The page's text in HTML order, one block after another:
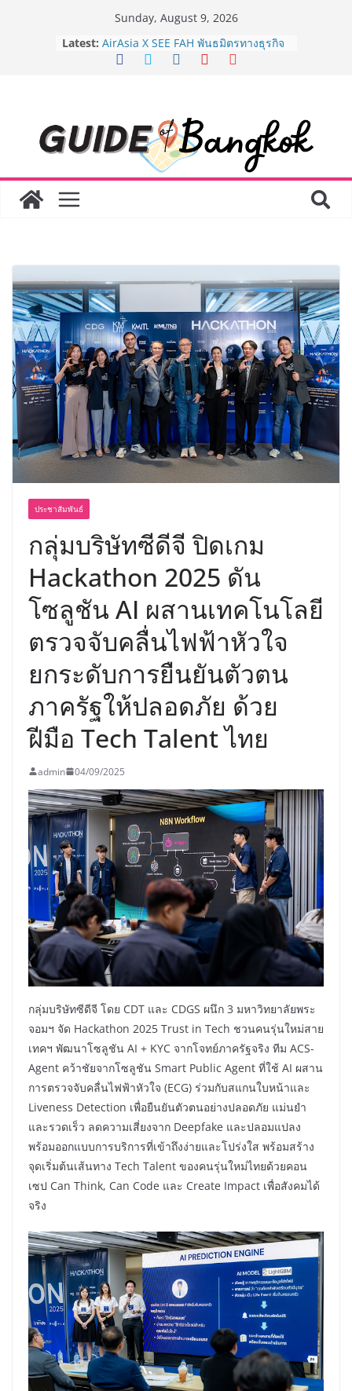
Sunday, August 9, 2026
Latest:
8.8 “ซูเลียน” รวมพลังนักธุรกิจทั่ว
ประเทศ จัดประชุมใหญ่แห่งปี พบ CEO
“ดร.ปิยะวัฒน์” ถ่ายทอดวิสัยทัศน์ธุรกิจ
อร่อย ยกเมนูระดับตำนาน “ข้าวหน้าไก่
ราชวงศ์” พุ่งทะยานสู่น่านฟ้า
BEDO เดินหน้าจัดกิจกรรมเจรจาธุรกิจ
“BIO TRADE CONNECT 2026” ยก
ระดับผลิตภัณฑ์ท้องถิ่นสู่ตลาดเชิง
ฉลองเซิร์ฟเวอร์ใหม่ เฮเลนา
Guangzhou Yinghao School เผยวิสัย
ทัศน์การศึกษาที่พร้อมรับอนาคต “เราไม่
ได้เตรียมนักเรียนเพียงเพื่อก้าวเข้าสู่
มหาวิทยาลัยเท่านั้น แต่ยังเตรียมพวก
เขาให้พร้อมเป็นผู้กำหนดอนาคต”
ประชาสัมพันธ์
กลุ่มบริษัทซีดีจี ปิดเกม
Hackathon 2025 ดัน
โซลูชัน AI ผสานเทคโนโลยี
ตรวจจับคลื่นไฟฟ้าหัวใจ
ยกระดับการยืนยันตัวตน
ภาครัฐให้ปลอดภัย ด้วย
ฝีมือ Tech Talent ไทย
admin 04/09/2025
กลุ่มบริษัทซีดีจี โดย CDT และ CDGS ผนึก 3 มหาวิทยาลัยพระ
จอมฯ จัด Hackathon 2025 Trust in Tech ชวนคนรุ่นใหม่สาย
เทคฯ พัฒนาโซลูชัน AI + KYC จากโจทย์ภาครัฐจริง ทีม ACS-
Agent คว้าชัยจากโซลูชัน Smart Public Agent ที่ใช้ AI ผสาน
การตรวจจับคลื่นไฟฟ้าหัวใจ (ECG) ร่วมกับสแกนใบหน้าและ
Liveness Detection เพื่อยืนยันตัวตนอย่างปลอดภัย แม่นยำ
และรวดเร็ว ลดความเสี่ยงจาก Deepfake และปลอมแปลง
พร้อมออกแบบการบริการที่เข้าถึงง่ายและโปร่งใส พร้อมสร้าง
จุดเริ่มต้นเส้นทาง Tech Talent ของคนรุ่นใหม่ไทยด้วยคอน
เซป Can Think, Can Code และ Create Impact เพื่อสังคมได้
จริง